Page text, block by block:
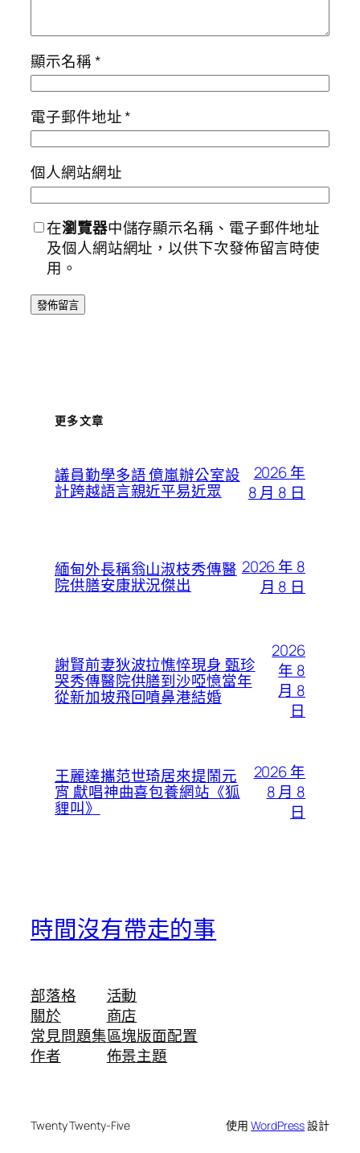
顯示名稱*
電子郵件地址*
個人網站網址
在瀏覽器中儲存顯示名稱、電子郵件地址
及個人網站網址，以供下次發佈留言時使
用。
更多文章
議員勤學多語 億嵐辦公室設
計跨越語言親近平易近眾
2026 年
8 月 8 日
緬甸外長稱翁山淑枝秀傳醫
院供膳安康狀況傑出
2026 年 8
月 8 日
謝賢前妻狄波拉憔悴現身 甄珍
哭秀傳醫院供膳到沙啞憶當年
從新加坡飛回噴鼻港結婚
2026
年 8
月 8
日
王麗達攜范世琦居來提鬧元
宵 獻唱神曲喜包養網站《狐
貍叫》
2026 年
8 月 8
日
時間沒有帶走的事
部落格
關於
常見問題集
作者
活動
商店
區塊版面配置
佈景主題
Twenty Twenty-Five 使用WordPress設計